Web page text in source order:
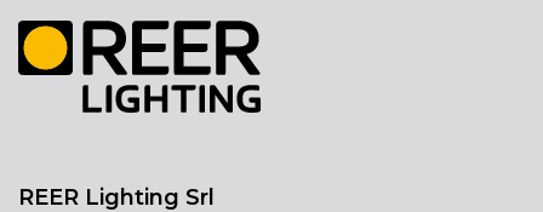
REER Lighting Srl